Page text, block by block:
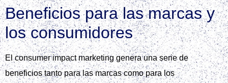
Beneficios para las marcas y
los consumidores
El consumer impact marketing genera una serie de
beneficios tanto para las marcas como para los